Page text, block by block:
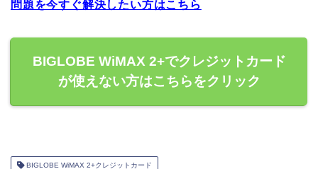
問題を今すぐ解決したい方はこちら
BIGLOBE WiMAX 2+でクレジットカード
が使えない方はこちらをクリック
BIGLOBE WiMAX 2+クレジットカード